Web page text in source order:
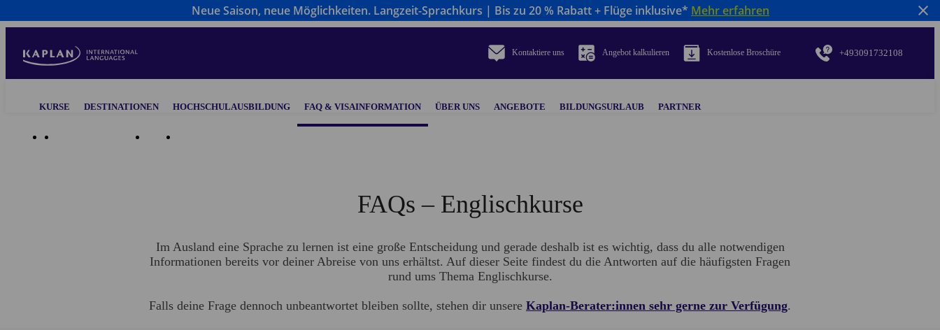
zum
Kontaktiere uns Angebot kalkulieren Kostenlose Broschüre +493091732108
navigationKURSE DESTINATIONEN HOCHSCHULAUSBILDUNG FAQ & VISAINFORMATION ÜBER UNS ANGEBOTE BILDUNGSURLAUB PARTNER
Neue Saison, neue Möglichkeiten. Langzeit-Sprachkurs | Bis zu 20 % Rabatt + Flüge inklusive* Mehr erfahren
FAQ & Visainformation FAQs
FAQs – Englischkurse
Im Ausland eine Sprache zu lernen ist eine große Entscheidung und gerade deshalb ist es wichtig, dass du alle notwendigen
Informationen bereits vor deiner Abreise von uns erhältst. Auf dieser Seite findest du die Antworten auf die häufigsten Fragen
rund ums Thema Englischkurse.
Falls deine Frage dennoch unbeantwortet bleiben sollte, stehen dir unsere Kaplan-Berater:innen sehr gerne zur Verfügung.